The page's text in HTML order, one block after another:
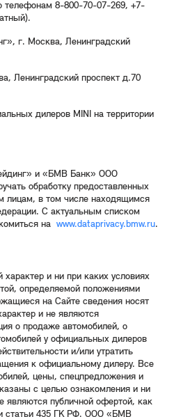
телефонам 8-800-70-07-269, +7-
г. Москва, Ленинградский
Ленинградский проспект д.70
дилеров MINI на территории
и «БМВ Банк» ООО
обработку предоставленных
лицам, в том числе находящимся
С актуальным списком
на www.dataprivacy.bmw.ru.
и ни при каких условиях
определяемой положениями
на Сайте сведения носят
и не являются
о продаже автомобилей, о
у официальных дилеров
и/или утратить
к официальному дилеру. Все
цены, спецпредложения и
с целью ознакомления и ни
являются публичной офертой, как
статьи 435 ГК РФ. ООО «БМВ